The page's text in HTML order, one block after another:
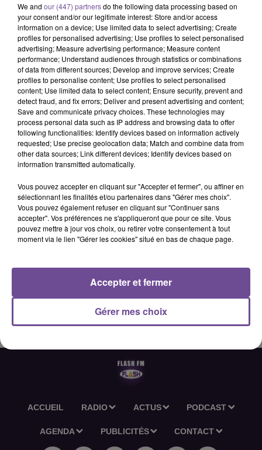
Flash FM
L'actu-région Flash FM du 02 06 2026 12h30
2 juin 2026 - 2 min 36 sec
L'ACTU-RÉGION FLASH FM DU 02 06 2026 12H30
L'actu-région Flash FM du 02 06 2026 12h30
ACCUEIL RADIO ACTUS PODCAST
AGENDA PUBLICITÉS CONTACT
We and our (447) partnersdo the following data processing based on
your consent and/or our legitimate interest: Store and/or access
information on a device; Use limited data to select advertising; Create
profiles for personalised advertising; Use profiles to select personalised
advertising; Measure advertising performance; Measure content
performance; Understand audiences through statistics or combinations
of data from different sources; Develop and improve services; Create
profiles to personalise content; Use profiles to select personalised
content; Use limited data to select content; Ensure security, prevent and
detect fraud, and fix errors; Deliver and present advertising and content;
Save and communicate privacy choices. These technologies may
process personal data such as IP address and browsing data to offer
following functionalities: Identify devices based on information actively
requested; Use precise geolocation data; Match and combine data from
other data sources; Link different devices; Identify devices based on
information transmitted automatically.
Vous pouvez accepter en cliquant sur "Accepter et fermer", ou affiner en
sélectionnant les finalités et/ou partenaires dans "Gérer mes choix".
Vous pouvez également refuser en cliquant sur "Continuer sans
accepter". Vos préférences ne s'appliqueront que pour ce site. Vous
pouvez mettre à jour vos choix, ou retirer votre consentement à tout
moment via le lien "Gérer les cookies" situé en bas de chaque page.
Gérer mes choix
Accepter et fermer